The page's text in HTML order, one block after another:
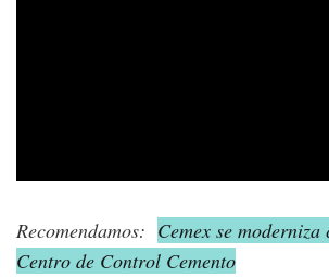
Recomendamos: Cemex se moderniza
Centro de Control Cemento